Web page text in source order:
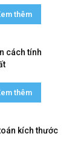
thêm
cách tính
thêm
kích thước